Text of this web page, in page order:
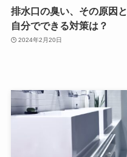
排水口の臭い、その原因と
自分でできる対策は？
2024年2月20日